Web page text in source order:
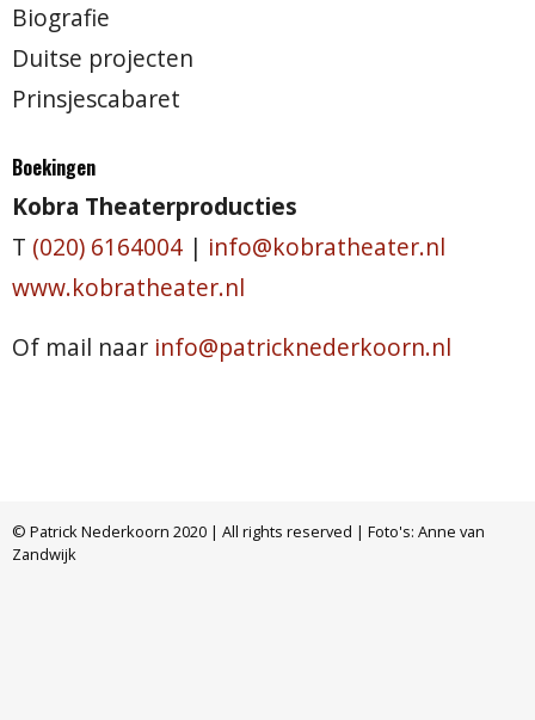
Biografie
Duitse projecten
Prinsjescabaret
Boekingen
Kobra Theaterproducties
T (020) 6164004 | info@kobratheater.nl
www.kobratheater.nl
Of mail naar info@patricknederkoorn.nl
© Patrick Nederkoorn 2020 | All rights reserved | Foto's: Anne van
Zandwijk